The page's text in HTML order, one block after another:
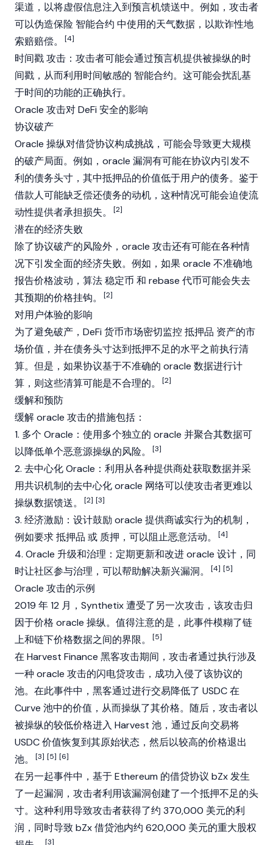
渠道，以将虚假信息注入到预言机馈送中。例如，攻击者
可以伪造保险 智能合约 中使用的天气数据，以欺诈性地
索赔赔偿。
[4]
时间戳攻击：攻击者可能会通过预言机提供被操纵的时
间戳，从而利用时间敏感的 智能合约。这可能会扰乱基
于时间的功能的正确执行。
Oracle 攻击对 DeFi 安全的影响
协议破产
Oracle 操纵对借贷协议构成挑战，可能会导致更大规模
的破产局面。例如，oracle 漏洞有可能在协议内引发不
利的债务头寸，其中抵押品的价值低于用户的债务。鉴于
借款人可能缺乏偿还债务的动机，这种情况可能会迫使流
动性提供者承担损失。
[2]
潜在的经济失败
除了协议破产的风险外，oracle 攻击还有可能在各种情
况下引发全面的经济失败。例如，如果 oracle 不准确地
报告价格波动，算法稳定币 和 rebase 代币可能会失去
其预期的价格挂钩。
[2]
对用户体验的影响
为了避免破产， DeFi 货币市场密切监控抵押品 资产的市
场价值，并在债务头寸达到抵押不足的水平之前执行清
算。但是，如果协议基于不准确的 oracle 数据进行计
算，则这些清算可能是不合理的。
[2]
缓解和预防
缓解 oracle 攻击的措施包括：
1. 多个 Oracle：使用多个独立的 oracle 并聚合其数据可
以降低单个恶意源操纵的风险。
[3]
2. 去中心化 Oracle：利用从各种提供商处获取数据并采
用共识机制的去中心化 oracle 网络可以使攻击者更难以
操纵数据馈送。
[2] [3]
3. 经济激励：设计鼓励 oracle 提供商诚实行为的机制，
例如要求抵押品 或 质押 ，可以阻止恶意活动。 [4]
4. Oracle 升级和治理：定期更新和改进 oracle 设计，同
时让社区参与治理，可以帮助解决新兴漏洞。
[4] [5]
Oracle 攻击的示例
2019 年 12 月， Synthetix遭受了另一次攻击，该攻击归
因于价格 oracle 操纵。值得注意的是，此事件模糊了链
上和链下价格数据之间的界限。
[5]
在 Harvest Finance 黑客攻击期间，攻击者通过执行涉及
一种 oracle 攻击的闪电贷攻击，成功入侵了该协议的
池。在此事件中，黑客通过进行交易降低了 USDC在
Curve 池中的价值，从而操纵了其价格。随后，攻击者以
被操纵的较低价格进入 Harvest 池，通过反向交易将
USDC 价值恢复到其原始状态，然后以较高的价格退出
池。
[3] [5] [6]
在另一起事件中，基于Ethereum 的借贷协议 bZx发生
了一起漏洞，攻击者利用该漏洞创建了一个抵押不足的头
寸。这种利用导致攻击者获得了约 370,000 美元的利
润，同时导致bZx借贷池内约 620,000 美元的重大股权
[3]